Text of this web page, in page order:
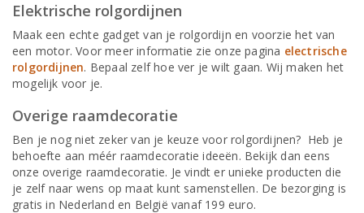
Elektrische rolgordijnen
Maak een echte gadget van je rolgordijn en voorzie het van
een motor. Voor meer informatie zie onze pagina electrische
rolgordijnen. Bepaal zelf hoe ver je wilt gaan. Wij maken het
mogelijk voor je.
Overige raamdecoratie
Ben je nog niet zeker van je keuze voor rolgordijnen? Heb je
behoefte aan méér raamdecoratie ideeën. Bekijk dan eens
onze overige raamdecoratie. Je vindt er unieke producten die
je zelf naar wens op maat kunt samenstellen. De bezorging is
gratis in Nederland en België vanaf 199 euro.